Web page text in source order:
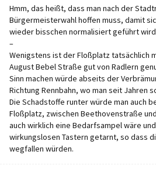
Hmm, das heißt, dass man nach der
Bürgermeisterwahl hoffen muss, damit
wieder bisschen normalisiert geführt
–
Wenigstens ist der Floßplatz tatsächlich
August Bebel Straße gut von Radlern
Sinn machen würde abseits der
Richtung Rennbahn, wo man seit Jahren
Die Schadstoffe runter würde man auch
Floßplatz, zwischen Beethovenstraße
auch wirklich eine Bedarfsampel wäre
wirkungslosen Tastern getarnt, so dass
wegfallen würden.